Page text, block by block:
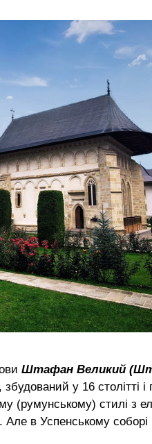
Штафан Великий
, збудований у 16 столітті
(румунському) стилі з
Але в Успенському